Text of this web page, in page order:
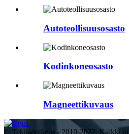
Autoteollisuusosasto
Kodinkoneosasto
Magneettikuvaus
© Tekijänoikeus - 2010-2022: Kaikki